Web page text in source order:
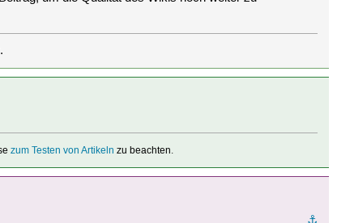
zum Testen von Artikeln zu beachten.